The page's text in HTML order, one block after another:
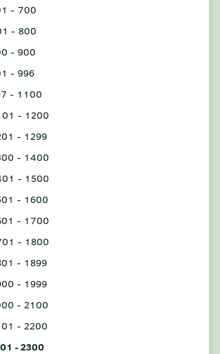
- 700
- 800
- 900
- 996
- 1100
- 1200
- 1299
- 1400
- 1500
- 1600
- 1700
- 1800
- 1899
- 1999
- 2100
- 2200
- 2300